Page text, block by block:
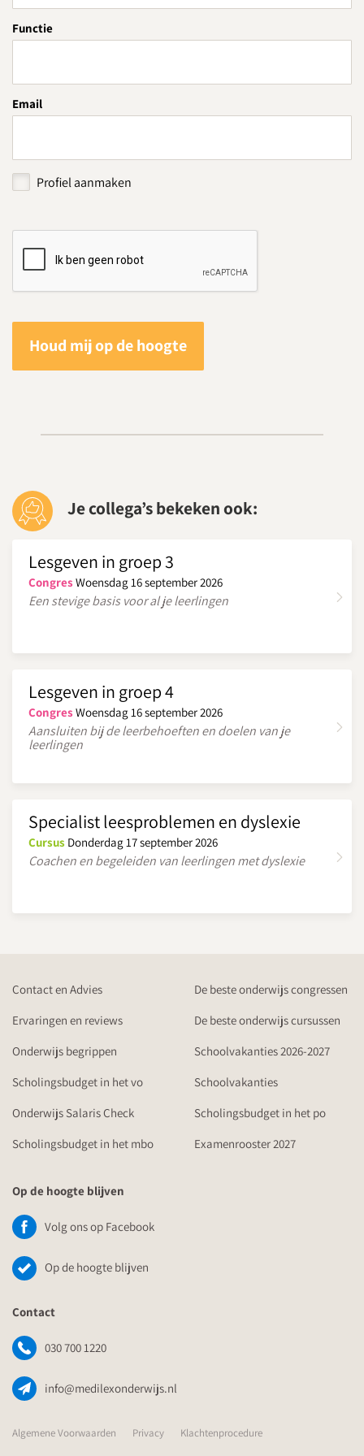
Functie
Email
Profiel aanmaken
Houd mij op de hoogte
Je collega’s bekeken ook:
Lesgeven in groep 3
Congres Woensdag 16 september 2026
Een stevige basis voor al je leerlingen
Lesgeven in groep 4
Congres Woensdag 16 september 2026
Aansluiten bij de leerbehoeften en doelen van je
leerlingen
Specialist leesproblemen en dyslexie
Cursus Donderdag 17 september 2026
Coachen en begeleiden van leerlingen met dyslexie
Contact en Advies
De beste onderwijs congressen
Ervaringen en reviews
De beste onderwijs cursussen
Onderwijs begrippen
Schoolvakanties 2026-2027
Scholingsbudget in het vo
Schoolvakanties
Onderwijs Salaris Check
Scholingsbudget in het po
Scholingsbudget in het mbo
Examenrooster 2027
Op de hoogte blijven
Volg ons op Facebook
Op de hoogte blijven
Contact
030 700 1220
info@medilexonderwijs.nl
Algemene Voorwaarden Privacy Klachtenprocedure